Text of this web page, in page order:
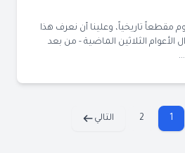
مقطعاً تاريخياً، وعلينا أن نعرف هذا
الثلاثين الماضية - من بعد
1
2 التالي